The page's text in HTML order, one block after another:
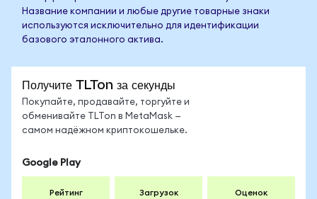
Название компании и любые другие товарные знаки
используются исключительно для идентификации
базового эталонного актива.
Получите TLTon за секунды
Покупайте, продавайте, торгуйте и
обменивайте TLTon в MetaMask —
самом надёжном криптокошельке.
Google Play
Рейтинг Загрузок Оценок